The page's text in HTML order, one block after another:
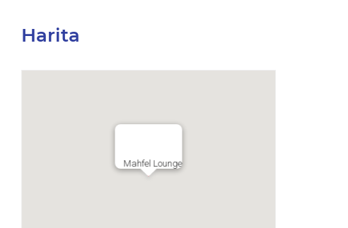
Harita
Mahfel Lounge